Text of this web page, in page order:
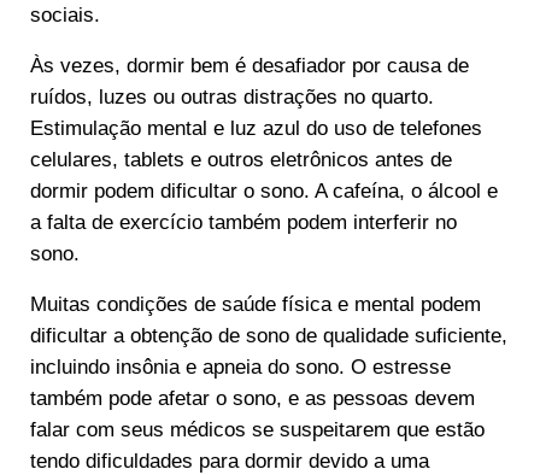
sociais.
Às vezes, dormir bem é desafiador por causa de
ruídos, luzes ou outras distrações no quarto.
Estimulação mental e luz azul do uso de telefones
celulares, tablets e outros eletrônicos antes de
dormir podem dificultar o sono. A cafeína, o álcool e
a falta de exercício também podem interferir no
sono.
Muitas condições de saúde física e mental podem
dificultar a obtenção de sono de qualidade suficiente,
incluindo insônia e apneia do sono. O estresse
também pode afetar o sono, e as pessoas devem
falar com seus médicos se suspeitarem que estão
tendo dificuldades para dormir devido a uma